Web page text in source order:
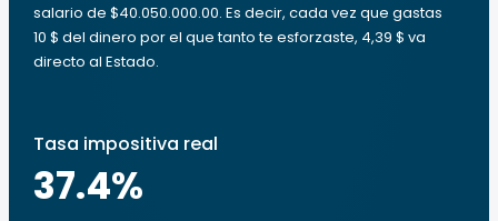
salario de $40.050.000.00. Es decir, cada vez que gastas
10 $ del dinero por el que tanto te esforzaste, 4,39 $ va
directo al Estado.
Tasa impositiva real
37.4%